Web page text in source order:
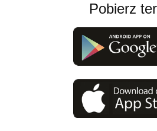
Pobierz